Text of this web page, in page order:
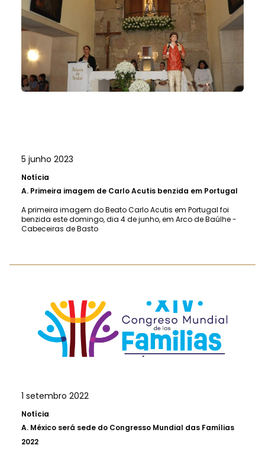
5 junho 2023
Notícia
A. Primeira imagem de Carlo Acutis benzida em Portugal
A primeira imagem do Beato Carlo Acutis em Portugal foi
benzida este domingo, dia 4 de junho, em Arco de Baúlhe -
Cabeceiras de Basto
1 setembro 2022
Notícia
A. México será sede do Congresso Mundial das Famílias
2022